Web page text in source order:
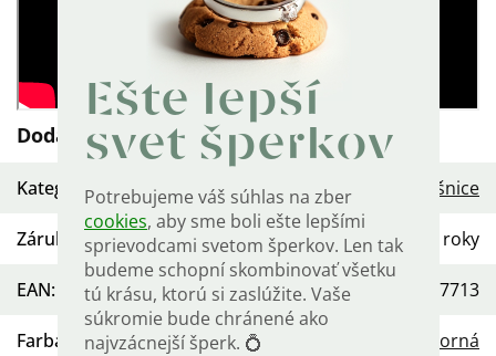
Ešte lepší
svet šperkov
Potrebujeme váš súhlas na zber
cookies, aby sme boli ešte lepšími
sprievodcami svetom šperkov. Len tak
budeme schopní skombinovať všetku
tú krásu, ktorú si zaslúžite. Vaše
súkromie bude chránené ako
najvzácnejší šperk. 💍
Dodatočné parametre
Kategória: Klasické náušnice
Záruka 2 roky
EAN: 568754457713
Farba Strieborná